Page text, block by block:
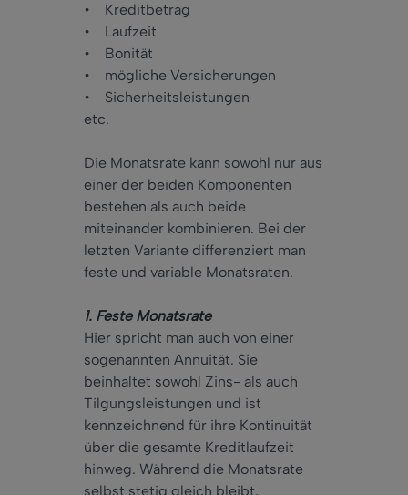
• Kreditbetrag
• Laufzeit
• Bonität
• mögliche Versicherungen
• Sicherheitsleistungen
etc.
Die Monatsrate kann sowohl nur aus
einer der beiden Komponenten
bestehen als auch beide
miteinander kombinieren. Bei der
letzten Variante differenziert man
feste und variable Monatsraten.
1. Feste Monatsrate
Hier spricht man auch von einer
sogenannten Annuität. Sie
beinhaltet sowohl Zins- als auch
Tilgungsleistungen und ist
kennzeichnend für ihre Kontinuität
über die gesamte Kreditlaufzeit
hinweg. Während die Monatsrate
selbst stetig gleich bleibt,